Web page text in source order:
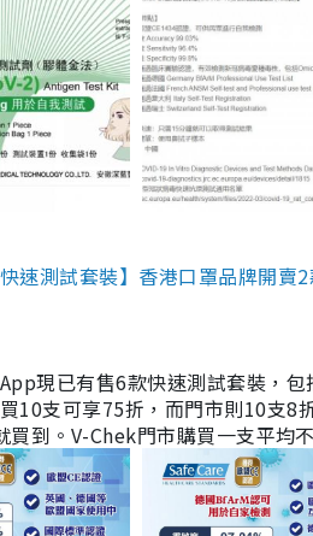
速測試套裝】香港口罩品牌開
現已有售6款快速測試套裝，
10支可享75折，而門市則10支
買到。V-Chek門市購買一支平均